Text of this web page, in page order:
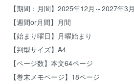
【期間：月間】2025年12月～2027年3月
【週間or月間】月間
【始まり曜日】月曜始まり
【判型サイズ】A4
【ページ数】本文64ページ
【巻末メモページ】18ページ